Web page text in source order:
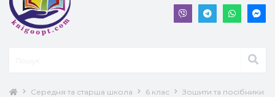
Середня та старша школа 6 клас Зошити та посібники 6